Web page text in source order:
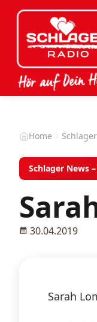
Home
Schlager News
30.04.2019
Sarah